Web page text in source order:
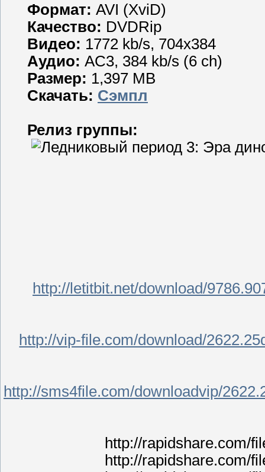
Формат: AVI (XviD)
Качество: DVDRip
Видео: 1772 kb/s, 704x384
Аудио: AC3, 384 kb/s (6 ch)
Размер: 1,397 MB
Скачать: Сэмпл
Релиз группы:
http://letitbit.net/download/
http://vip-file.com/download/
http://sms4file.com/downloadvip/
http://rapidshare.com/
http://rapidshare.com/